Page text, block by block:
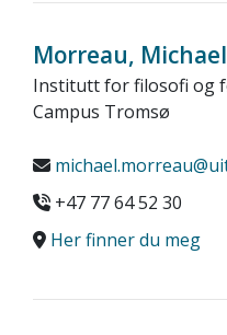
Morreau,
Institutt for filosofi og
Campus Tromsø
+47 77 64 52 30
Her finner du meg